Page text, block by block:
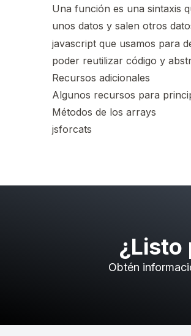
Una función es una sintaxis
unos datos y salen otros
javascript que usamos para
poder reutilizar código y
Recursos adicionales
Algunos recursos para
Métodos de los arrays
jsforcats
¿Listo
Obtén